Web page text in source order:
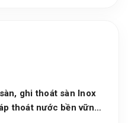
ghi thoát sàn Inox
thoát nước bền vững